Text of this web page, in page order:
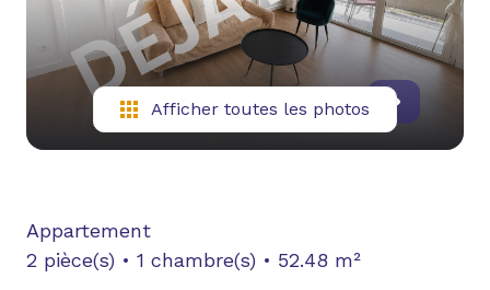
Afficher toutes les photos
Appartement
2 pièce(s)
1 chambre(s) 52.48 m²